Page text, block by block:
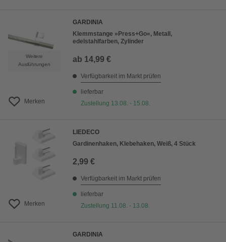
Weitere
Ausführungen
Merken
GARDINIA
Klemmstange »Press+Go«, Metall,
edelstahlfarben, Zylinder
ab 14,99 €
Verfügbarkeit im Markt prüfen
lieferbar
Zustellung 13.08. - 15.08.
Merken
LIEDECO
Gardinenhaken, Klebehaken, Weiß, 4 Stück
2,99 €
Verfügbarkeit im Markt prüfen
lieferbar
Zustellung 11.08. - 13.08.
GARDINIA